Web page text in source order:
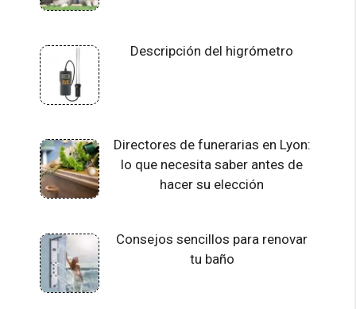
Descripción del higrómetro
Directores de funerarias en Lyon:
lo que necesita saber antes de
hacer su elección
Consejos sencillos para renovar
tu baño